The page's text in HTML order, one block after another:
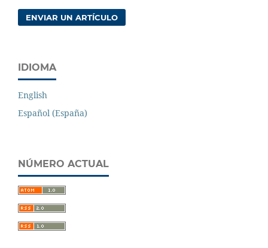
ENVIAR UN ARTÍCULO
IDIOMA
English
Español (España)
NÚMERO ACTUAL